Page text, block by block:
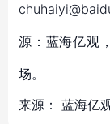
源：蓝海亿观
场。
来源： 蓝海亿